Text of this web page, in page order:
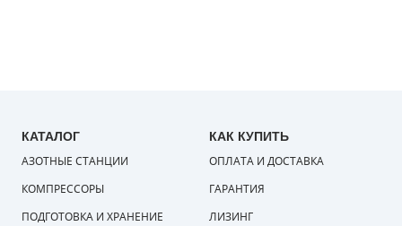
КАТАЛОГ
АЗОТНЫЕ СТАНЦИИ
КОМПРЕССОРЫ
ПОДГОТОВКА И ХРАНЕНИЕ
КАК КУПИТЬ
ОПЛАТА И ДОСТАВКА
ГАРАНТИЯ
ЛИЗИНГ